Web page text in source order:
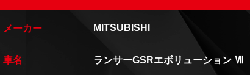
メーカー MITSUBISHI
車名 ランサーGSRエボリューション Ⅶ